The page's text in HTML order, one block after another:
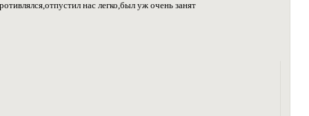
нас легко,был уж очень занят